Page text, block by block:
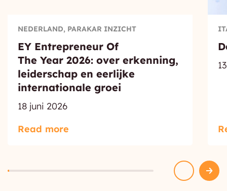
NEDERLAND, PARAKAR INZICHT
EY Entrepreneur Of
The Year 2026: over erkenning,
leiderschap en eerlijke
internationale groei
18 juni 2026
Read more